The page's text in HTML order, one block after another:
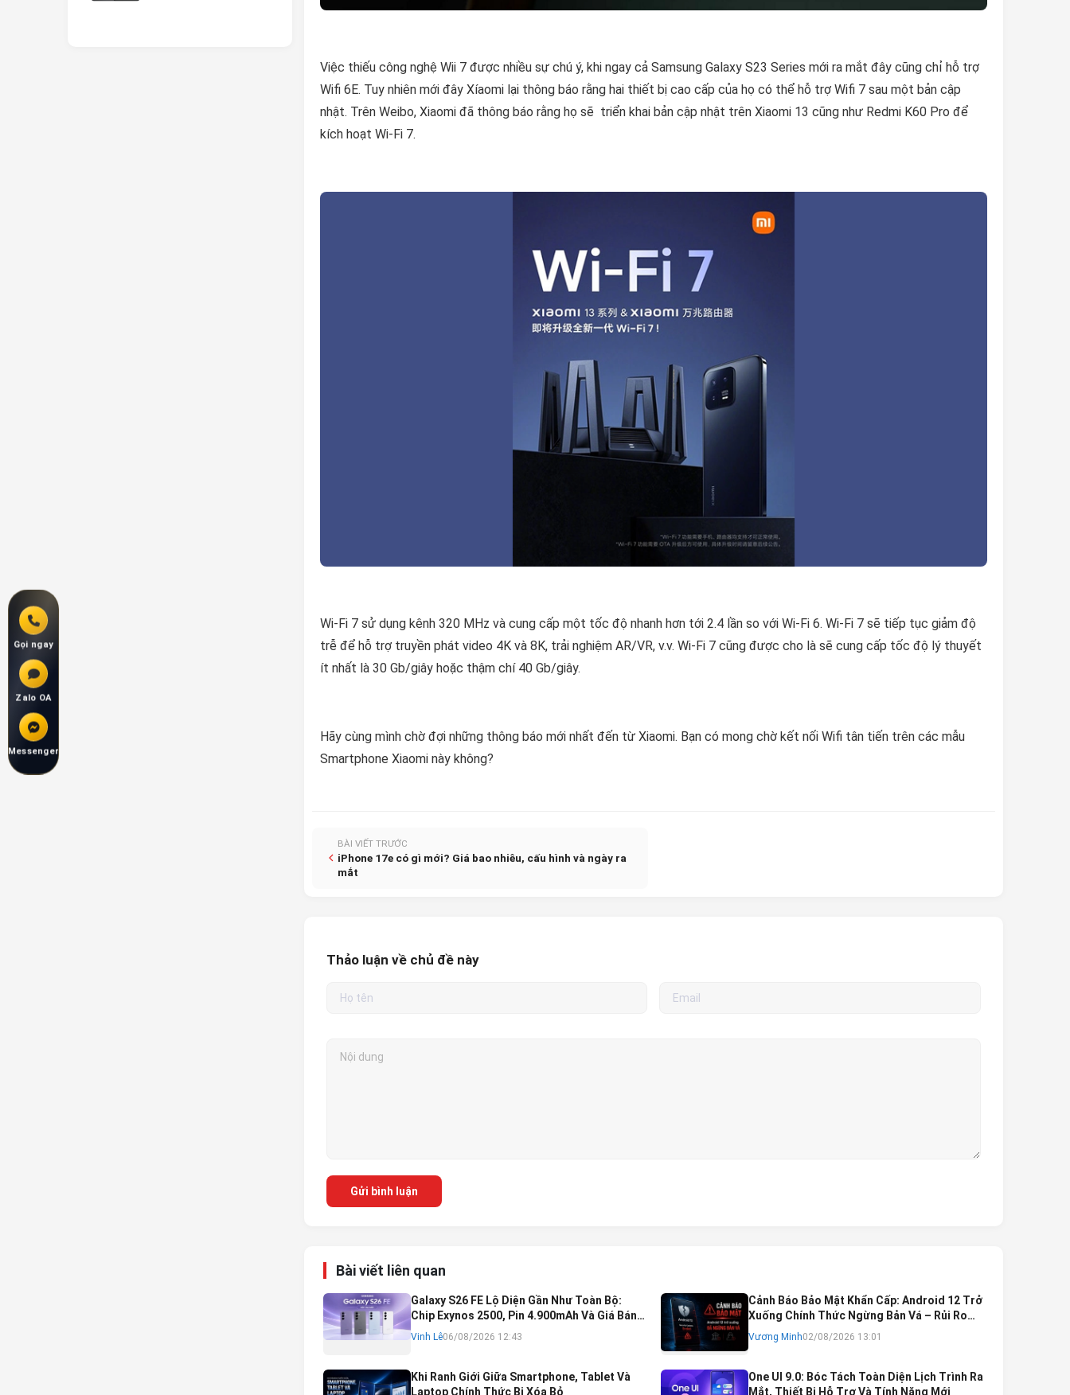
Việc thiếu công nghệ Wii 7 được nhiều sự chú ý, khi ngay cả Samsung Galaxy S23 Series mới ra mắt đây cũng chỉ hỗ trợ
Wifi 6E. Tuy nhiên mới đây Xíaomi lại thông báo rằng hai thiết bị cao cấp của họ có thể hỗ trợ Wifi 7 sau một bản cập
nhật. Trên Weibo, Xiaomi đã thông báo rằng họ sẽ triển khai bản cập nhật trên Xiaomi 13 cũng như Redmi K60 Pro để
kích hoạt Wi-Fi 7.
Wi-Fi 7 sử dụng kênh 320 MHz và cung cấp một tốc độ nhanh hơn tới 2.4 lần so với Wi-Fi 6. Wi-Fi 7 sẽ tiếp tục giảm độ
trễ để hỗ trợ truyền phát video 4K và 8K, trải nghiệm AR/VR, v.v. Wi-Fi 7 cũng được cho là sẽ cung cấp tốc độ lý thuyết
ít nhất là 30 Gb/giây hoặc thậm chí 40 Gb/giây.
Hãy cùng mình chờ đợi những thông báo mới nhất đến từ Xiaomi. Bạn có mong chờ kết nối Wifi tân tiến trên các mẫu
Smartphone Xiaomi này không?
BÀI VIẾT TRƯỚC
iPhone 17e có gì mới? Giá bao nhiêu, cấu hình và ngày ra
mắt
Thảo luận về chủ đề này
Gửi bình luận
Bài viết liên quan
Galaxy S26 FE Lộ Diện Gần Như Toàn Bộ:
Chip Exynos 2500, Pin 4.900mAh Và Giá Bán
Dự Kiến
Vinh Lê06/08/2026 12:43
Cảnh Báo Bảo Mật Khẩn Cấp: Android 12 Trở
Xuống Chính Thức Ngừng Bản Vá – Rủi Ro
Mất Tài Khoản Ngân Hàng & Cách Khắc Phục
Vương Minh02/08/2026 13:01
Khi Ranh Giới Giữa Smartphone, Tablet Và
Laptop Chính Thức Bị Xóa Bỏ
One UI 9.0: Bóc Tách Toàn Diện Lịch Trình Ra
Mắt, Thiết Bị Hỗ Trợ Và Tính Năng Mới
Gọi ngay
Zalo OA
Messenger